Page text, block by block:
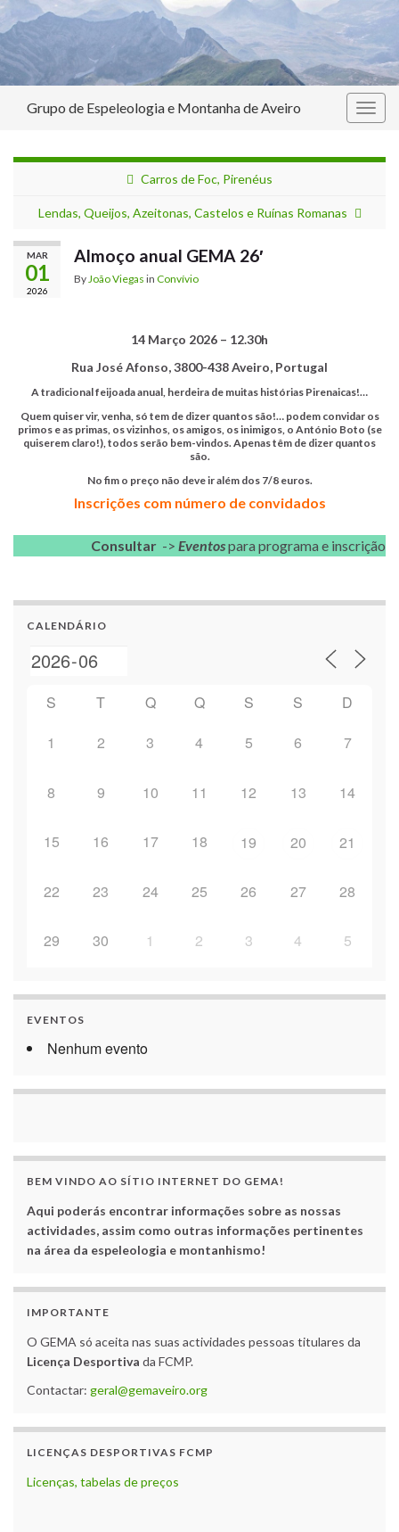
Grupo de Espeleologia e Montanha de Aveiro
Carros de Foc, Pirenéus
Lendas, Queijos, Azeitonas, Castelos e Ruínas Romanas
MAR
01
2026
Almoço anual GEMA 26′
By João Viegas in Convívio
14 Março 2026 – 12.30h
Rua José Afonso, 3800-438 Aveiro, Portugal
A tradicional feijoada anual, herdeira de muitas histórias Pirenaicas!…
Quem quiser vir, venha, só tem de dizer quantos são!… podem convidar os
primos e as primas, os vizinhos, os amigos, os inimigos, o António Boto (se
quiserem claro!), todos serão bem-vindos. Apenas têm de dizer quantos
são.
No fim o preço não deve ir além dos 7/8 euros.
Inscrições com número de convidados
Consultar -> Eventospara programa e inscrição
CALENDÁRIO
S T Q Q S S
D
1
2 3 4 5 6 7
8 9 10 11 12 13 14
15 16 17 18 19 20 21
22 23 24 25 26 27 28
29 30 1 2 3 4 5
EVENTOS
Nenhum evento
BEM VINDO AO SÍTIO INTERNET DO GEMA!
Aqui poderás encontrar informações sobre as nossas
actividades, assim como outras informações pertinentes
na área da espeleologia e montanhismo!
IMPORTANTE
O GEMA só aceita nas suas actividades pessoas titulares da
Licença Desportiva da FCMP.
Contactar: geral@gemaveiro.org
LICENÇAS DESPORTIVAS FCMP
Licenças, tabelas de preços